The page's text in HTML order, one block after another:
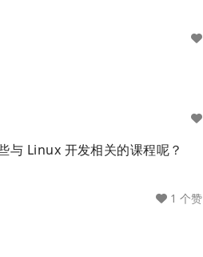
与 Linux 开发相关的课程呢？
1 个赞